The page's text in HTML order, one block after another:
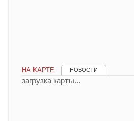
НА КАРТЕ НОВОСТИ
загрузка карты...